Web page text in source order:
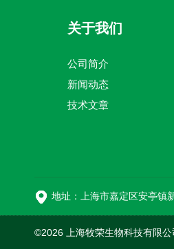
关于我们
公司简介
新闻动态
技术文章
©2026 上海牧荣生物科技有限